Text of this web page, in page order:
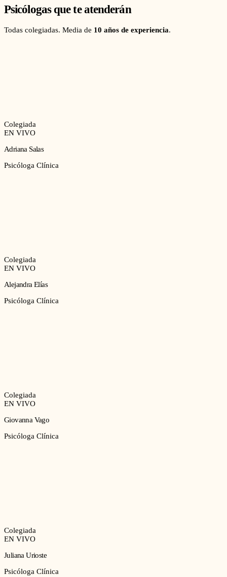
Psicólogas que te atenderán
Todas colegiadas. Media de 10 años de experiencia.
Colegiada
EN VIVO
Adriana Salas
Psicóloga Clínica
Colegiada
EN VIVO
Alejandra Elías
Psicóloga Clínica
Colegiada
EN VIVO
Giovanna Vago
Psicóloga Clínica
Colegiada
EN VIVO
Juliana Urioste
Psicóloga Clínica